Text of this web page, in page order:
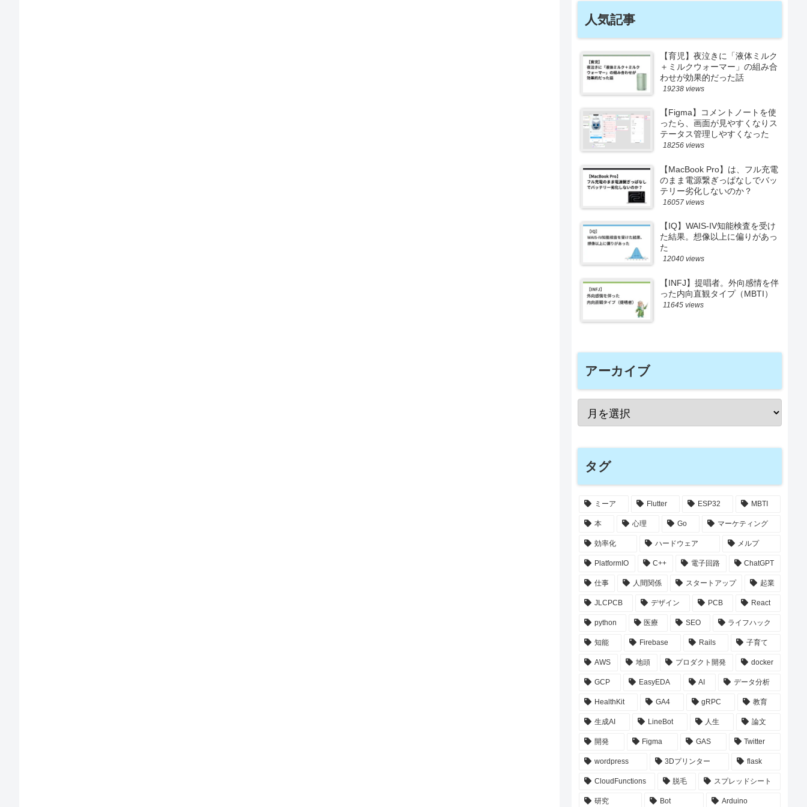
人気記事
【育児】夜泣きに「液体ミルク
＋ミルクウォーマー」の組み合
わせが効果的だった話
19238 views
【Figma】コメントノートを使
ったら、画面が見やすくなりス
テータス管理しやすくなった
18256 views
【MacBook Pro】は、フル充電
のまま電源繋ぎっぱなしでバッ
テリー劣化しないのか？
16057 views
【IQ】WAIS-IV知能検査を受け
た結果。想像以上に偏りがあっ
た
12040 views
【INFJ】提唱者。外向感情を伴
った内向直観タイプ（MBTI）
11645 views
アーカイブ
タグ
ミーア Flutter ESP32 MBTI
本 心理 Go マーケティング
効率化 ハードウェア メルプ
PlatformIO C++ 電子回路 ChatGPT
仕事 人間関係 スタートアップ 起業
JLCPCB デザイン PCB React
python 医療 SEO ライフハック
知能 Firebase Rails 子育て
AWS 地頭 プロダクト開発 docker
GCP EasyEDA AI データ分析
HealthKit GA4 gRPC 教育
生成AI LineBot 人生 論文
開発 Figma GAS Twitter
wordpress 3Dプリンター flask
CloudFunctions 脱毛 スプレッドシート
研究 Bot Arduino